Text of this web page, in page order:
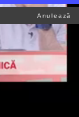
Anulează